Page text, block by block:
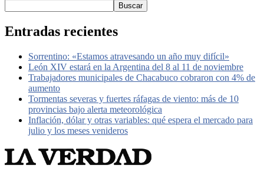
Buscar
Entradas recientes
Sorrentino: «Estamos atravesando un año muy difícil»
León XIV estará en la Argentina del 8 al 11 de noviembre
Trabajadores municipales de Chacabuco cobraron con 4% de
aumento
Tormentas severas y fuertes ráfagas de viento: más de 10
provincias bajo alerta meteorológica
Inflación, dólar y otras variables: qué espera el mercado para
julio y los meses venideros